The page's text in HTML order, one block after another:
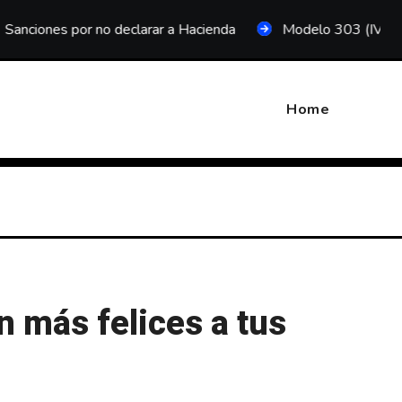
declarar a Hacienda Modelo 303 (IVA trimestral)
Home
más felices a tus